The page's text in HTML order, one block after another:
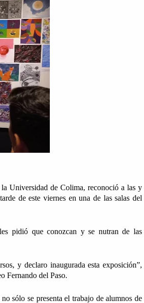
Universidad de Colima, reconoció a las y
de este viernes en una de las salas del
pidió que conozcan y se nutran de las
y declaro inaugurada esta exposición”,
Fernando del Paso.
sólo se presenta el trabajo de alumnos de